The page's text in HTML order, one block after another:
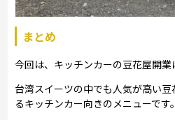
まとめ
今回は、キッチンカーの豆花屋開業
台湾スイーツの中でも人気が高い
るキッチンカー向きのメニューです。